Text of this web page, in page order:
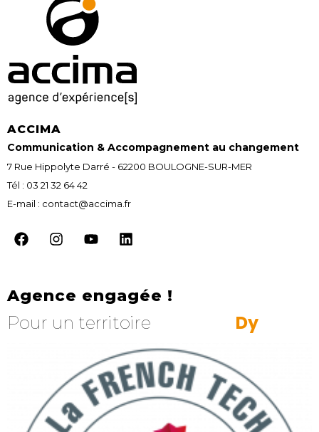
ACCIMA
Communication & Accompagnement au changement
7 Rue Hippolyte Darré - 62200 BOULOGNE-SUR-MER
Tél : 03 21 32 64 42
E-mail : contact@accima.fr
Agence engagée !
Pour un territoire Dyn
Res